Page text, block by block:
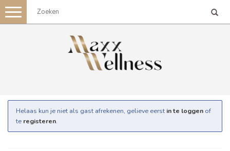
Toggle
navigation
Helaas kun je niet als gast afrekenen, gelieve eerst in te loggen of
te registeren.